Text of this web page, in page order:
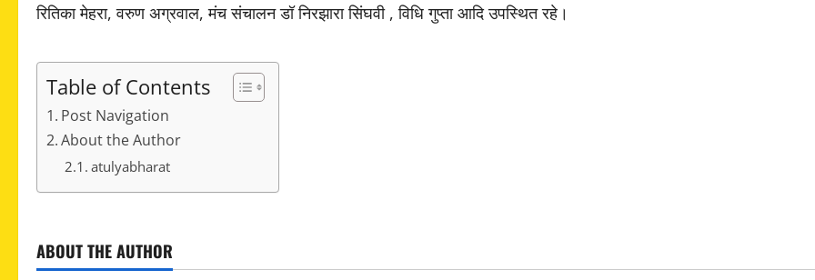
रितिका मेहरा, वरुण अग्रवाल, मंच संचालन डॉ निरझारा सिंघवी , विधि गुप्ता आदि उपस्थित रहे।
Table of Contents
Post Navigation
About the Author
atulyabharat
o
ABOUT THE AUTHOR